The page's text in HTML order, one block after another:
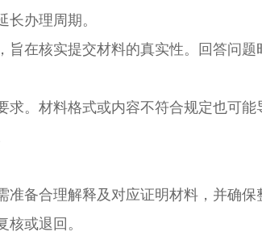
办理周期。
在核实提交材料的真实性。回答问题
。材料格式或内容不符合规定也可能
备合理解释及对应证明材料，并确保
或退回。